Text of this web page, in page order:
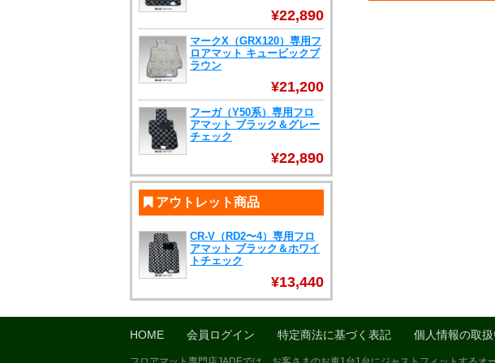
¥22,890
マークX（GRX120）専用フ
ロアマット キュービックブ
ラウン
¥21,200
フーガ（Y50系）専用フロ
アマット ブラック＆グレー
チェック
¥22,890
アウトレット商品
CR-V（RD2〜4）専用フロ
アマット ブラック＆ホワイ
トチェック
¥13,440
HOME 会員ログイン 特定商法に基づく表記 個人情報の取